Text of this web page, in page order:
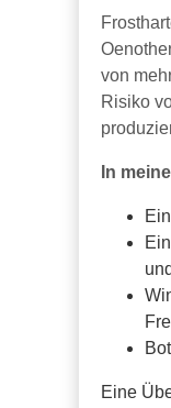
von
Risiko
In
Eine